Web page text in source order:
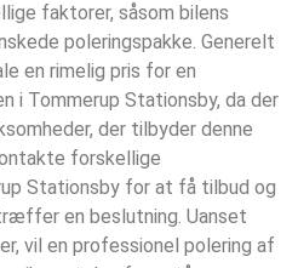
faktorer, såsom bilens
poleringspakke. Generelt
en rimelig pris for en
i Tommerup Stationsby, da der
der tilbyder denne
forskellige
Stationsby for at få tilbud og
en beslutning. Uanset
vil en professionel polering af